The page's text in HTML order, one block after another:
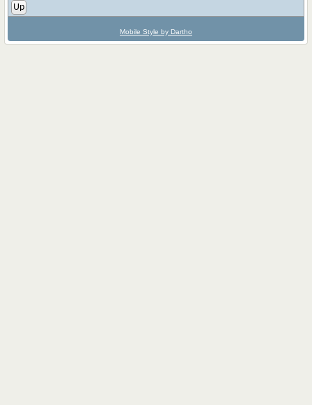
Up
Mobile Style by Dartho